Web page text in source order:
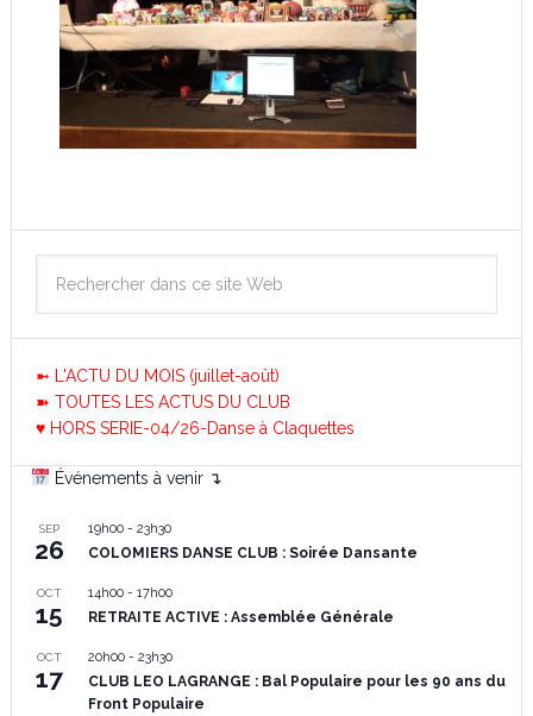
➼ L'ACTU DU MOIS (juillet-août)
➽ TOUTES LES ACTUS DU CLUB
♥ HORS SERIE-04/26-Danse à Claquettes
Événements à venir ↴
SEP
26
19h00- 23h30
COLOMIERS DANSE CLUB : Soirée Dansante
OCT
15
14h00- 17h00
RETRAITE ACTIVE : Assemblée Générale
OCT
17
20h00- 23h30
CLUB LEO LAGRANGE : Bal Populaire pour les 90 ans du
Front Populaire